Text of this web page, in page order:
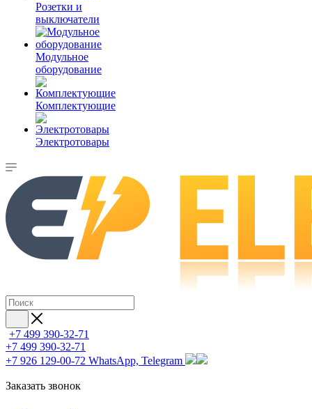
Розетки и
выключатели
Модульное
оборудование
Комплектующие
Электротовары
+7 499 390-32-71
+7 499 390-32-71
+7 926 129-00-72 WhatsApp, Telegram
Заказать звонок